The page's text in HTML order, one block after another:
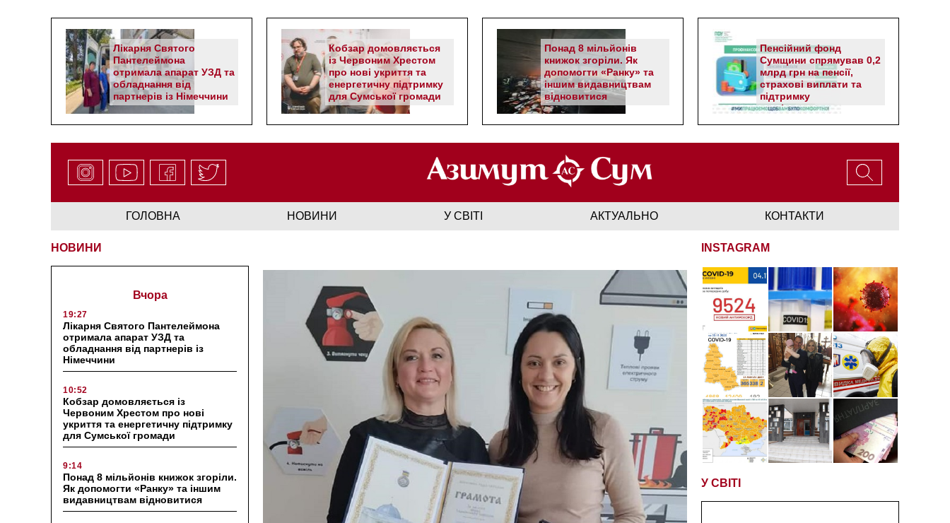
Лікарня Святого
Пантелеймона
отримала апарат УЗД та
обладнання від
партнерів із Німеччини
Кобзар домовляється
із Червоним Хрестом
про нові укриття та
енергетичну підтримку
для Сумської громади
Понад 8 мільйонів
книжок згоріли. Як
допомогти «Ранку» та
іншим видавництвам
відновитися
Пенсійний фонд
Сумщини спрямував 0,2
млрд грн на пенсії,
страхові виплати та
підтримку
прифронтових громад
ГОЛОВНА НОВИНИ У СВІТІ АКТУАЛЬНО КОНТАКТИ
НОВИНИ
Вчора
19:27
Лікарня Святого Пантелеймона
отримала апарат УЗД та
обладнання від партнерів із
Німеччини
10:52
Кобзар домовляється із
Червоним Хрестом про нові
укриття та енергетичну підтримку
для Сумської громади
9:14
Понад 8 мільйонів книжок згоріли.
Як допомогти «Ранку» та іншим
видавництвам відновитися
INSTAGRAM
У СВІТІ